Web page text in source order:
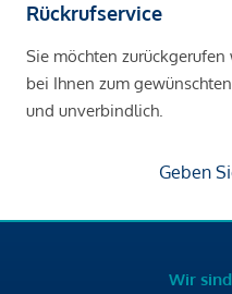
Rückrufservice
Sie möchten
bei Ihnen zum
und unverbindlich.
Geben
Wir